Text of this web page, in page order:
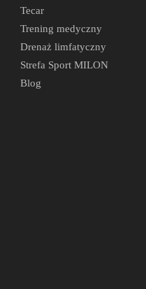
Tecar
Trening medyczny
Drenaż limfatyczny
Strefa Sport MILON
Blog